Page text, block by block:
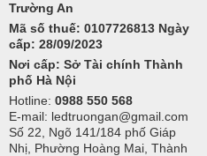
Trường An
Mã số thuế: 0107726813 Ngày
cấp: 28/09/2023
Nơi cấp: Sở Tài chính Thành
phố Hà Nội
Hotline: 0988 550 568
E-mail: ledtruongan@gmail.com
Số 22, Ngõ 141/184 phố Giáp
Nhị, Phường Hoàng Mai, Thành